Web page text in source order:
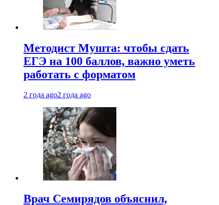
Методист Мушта: чтобы сдать
ЕГЭ на 100 баллов, важно уметь
работать с форматом
2 года ago2 года ago
Врач Семирядов объяснил,